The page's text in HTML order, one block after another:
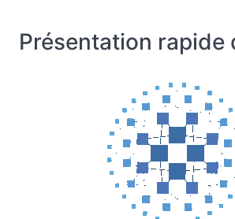
Présentation rapide